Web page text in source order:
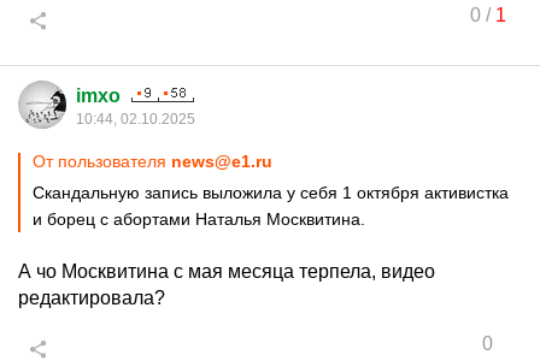
0/ 1
imxo
10:44, 02.10.2025
От пользователя news@e1.ru
Скандальную запись выложила у себя 1 октября активистка
и борец с абортами Наталья Москвитина.
А чо Москвитина с мая месяца терпела, видео
редактировала?
0